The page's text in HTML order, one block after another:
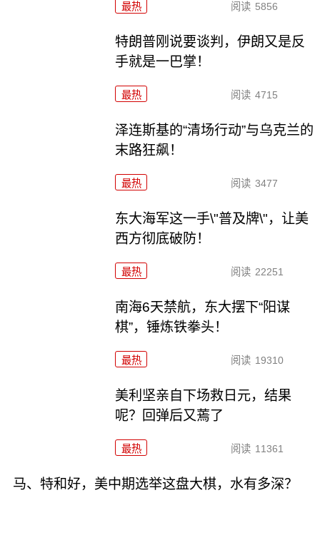
最热 阅读 5856
特朗普刚说要谈判，伊朗又是反
手就是一巴掌！
最热 阅读 4715
泽连斯基的“清场行动”与乌克兰的
末路狂飙！
最热 阅读 3477
东大海军这一手\"普及牌\"，让美
西方彻底破防！
最热 阅读 22251
南海6天禁航，东大摆下“阳谋
棋”，锤炼铁拳头！
最热 阅读 19310
美利坚亲自下场救日元，结果
呢？回弹后又蔫了
最热 阅读 11361
马、特和好，美中期选举这盘大棋，水有多深？